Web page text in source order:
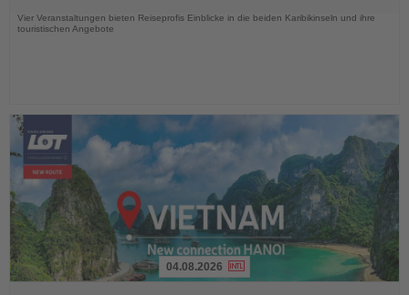
Vier Veranstaltungen bieten Reiseprofis Einblicke in die beiden Karibikinseln und ihre
touristischen Angebote
04.08.2026